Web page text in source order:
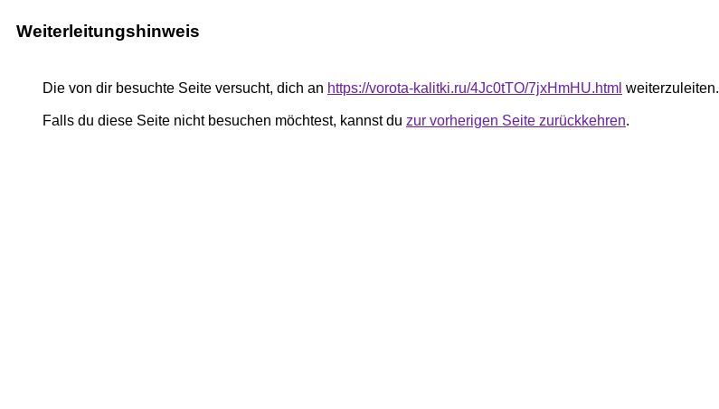
Weiterleitungshinweis
Die von dir besuchte Seite versucht, dich an https://vorota-kalitki.ru/4Jc0tTO/7jxHmHU.html weiterzuleiten.
Falls du diese Seite nicht besuchen möchtest, kannst du zur vorherigen Seite zurückkehren.